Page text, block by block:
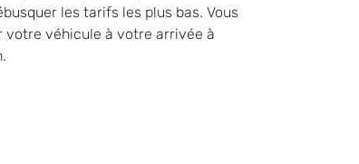
les tarifs les plus bas. Vous
votre véhicule à votre arrivée à